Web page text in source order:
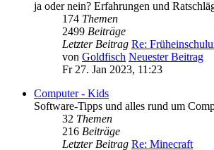
ja oder nein? Erfahrungen und
174 Themen
2499 Beiträge
Letzter Beitrag Re:
von Goldfisch Neuester Beitrag
Fr 27. Jan 2023, 11:23
Computer - Kids
Software-Tipps und alles rund um
32 Themen
216 Beiträge
Letzter Beitrag Re: Minecraft